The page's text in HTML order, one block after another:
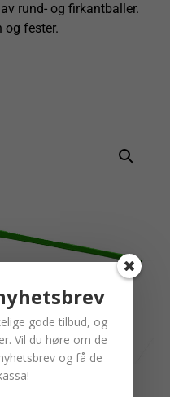
rund- og firkantballer.
og fester.
gode tilbud, og
Vil du høre om de
og få de